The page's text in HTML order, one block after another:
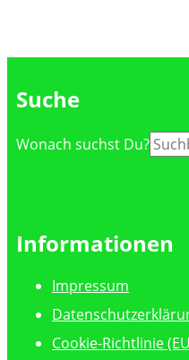
Suche
Suche
Wonach suchst Du?
Informationen
Impressum
Cookie-Richtlinie